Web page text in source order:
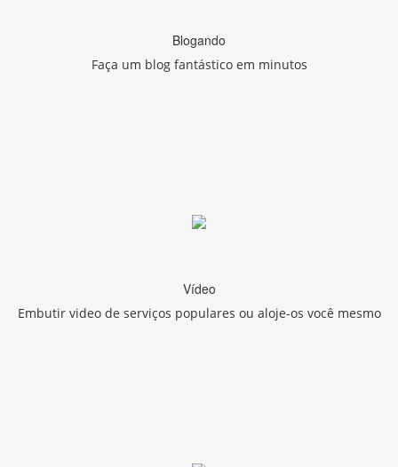
Blogando
Faça um blog fantástico em minutos
Vídeo
Embutir video de serviços populares ou aloje-os você mesmo